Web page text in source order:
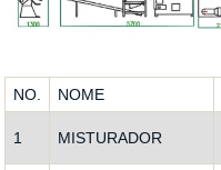
NO. NOME
1 MISTURADOR